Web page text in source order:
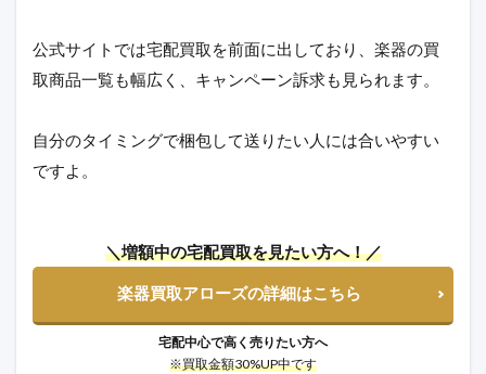
公式サイトでは宅配買取を前面に出しており、楽器の買
取商品一覧も幅広く、キャンペーン訴求も見られます。
自分のタイミングで梱包して送りたい人には合いやすい
ですよ。
＼増額中の宅配買取を見たい方へ！／
楽器買取アローズの詳細はこちら
宅配中心で高く売りたい方へ
※買取金額30%UP中です